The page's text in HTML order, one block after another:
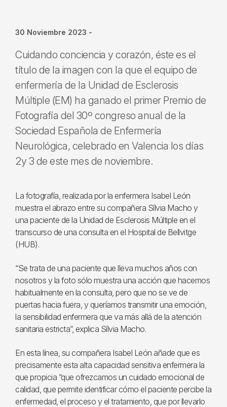
30 Noviembre 2023 -
Cuidando conciencia y corazón, éste es el
título de la imagen con la que el equipo de
enfermería de la Unidad de Esclerosis
Múltiple (EM) ha ganado el primer Premio de
Fotografía del 30º congreso anual de la
Sociedad Española de Enfermería
Neurológica, celebrado en Valencia los días
2y 3 de este mes de noviembre.
La fotografía, realizada por la enfermera Isabel León
muestra el abrazo entre su compañera Sílvia Macho y
una paciente de la Unidad de Esclerosis Múltiple en el
transcurso de una consulta en el Hospital de Bellvitge
(HUB).
“Se trata de una paciente que lleva muchos años con
nosotros y la foto sólo muestra una acción que hacemos
habitualmente en la consulta, pero que no se ve de
puertas hacia fuera, y queríamos transmitir una emoción,
la sensibilidad enfermera que va más allá de la atención
sanitaria estricta”, explica Sílvia Macho.
En esta línea, su compañera Isabel León añade que es
precisamente esta alta capacidad sensitiva enfermera la
que propicia “que ofrezcamos un cuidado emocional de
calidad, que permite identificar cómo el paciente percibe la
enfermedad, el proceso y el tratamiento, que por llevarlo